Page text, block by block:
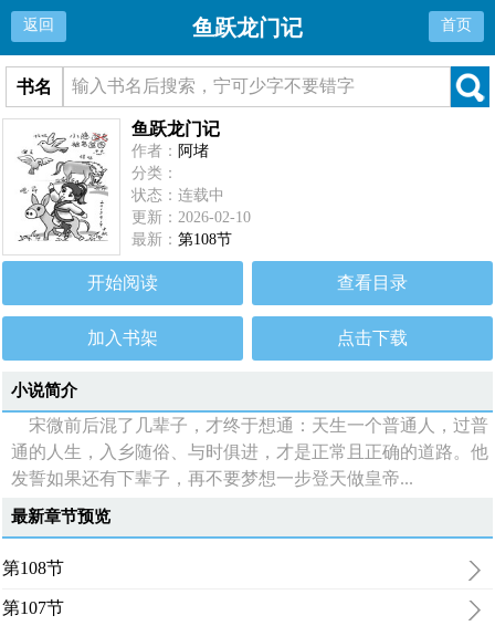
返回 鱼跃龙门记 首页
书名
鱼跃龙门记
作者： 阿堵
分类：
状态：连载中
更新：2026-02-10
最新：第108节
开始阅读 查看目录
加入书架 点击下载
小说简介
宋微前后混了几辈子，才终于想通：天生一个普通人，过普
通的人生，入乡随俗、与时俱进，才是正常且正确的道路。他
发誓如果还有下辈子，再不要梦想一步登天做皇帝...
最新章节预览
第108节
第107节